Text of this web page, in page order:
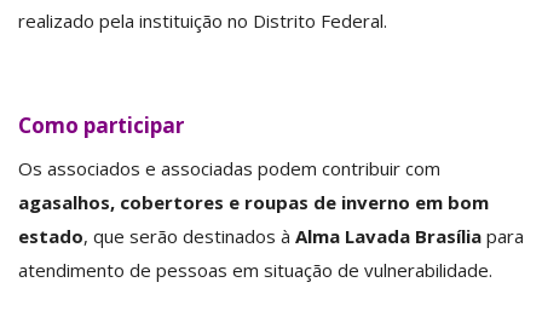
realizado pela instituição no Distrito Federal.
Como participar
Os associados e associadas podem contribuir com
agasalhos, cobertores e roupas de inverno em bom
estado, que serão destinados à Alma Lavada Brasília para
atendimento de pessoas em situação de vulnerabilidade.